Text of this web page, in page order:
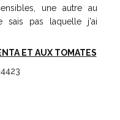
une autre au
sais pas laquelle j'ai
ET AUX TOMATES